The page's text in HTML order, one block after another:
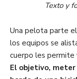
Texto y
Una pelota parte
los equipos se
cuerpo les permite
El objetivo,